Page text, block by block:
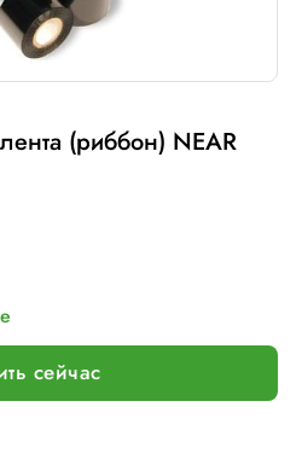
(риббон) NEAR
сейчас